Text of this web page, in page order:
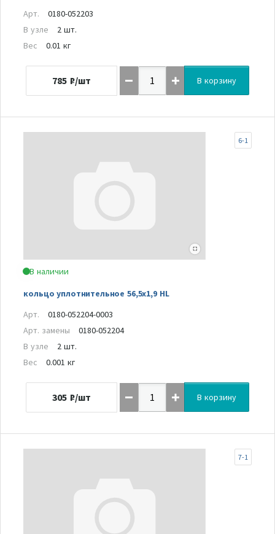
Арт.
0180-052203
В узле
2 шт.
Вес
0.01 кг
785 ₽/шт В корзину
В наличии
кольцо уплотнительное 56,5х1,9 HL
6-1
Арт.
0180-052204-0003
Арт. замены
0180-052204
В узле
2 шт.
Вес
0.001 кг
305 ₽/шт В корзину
7-1